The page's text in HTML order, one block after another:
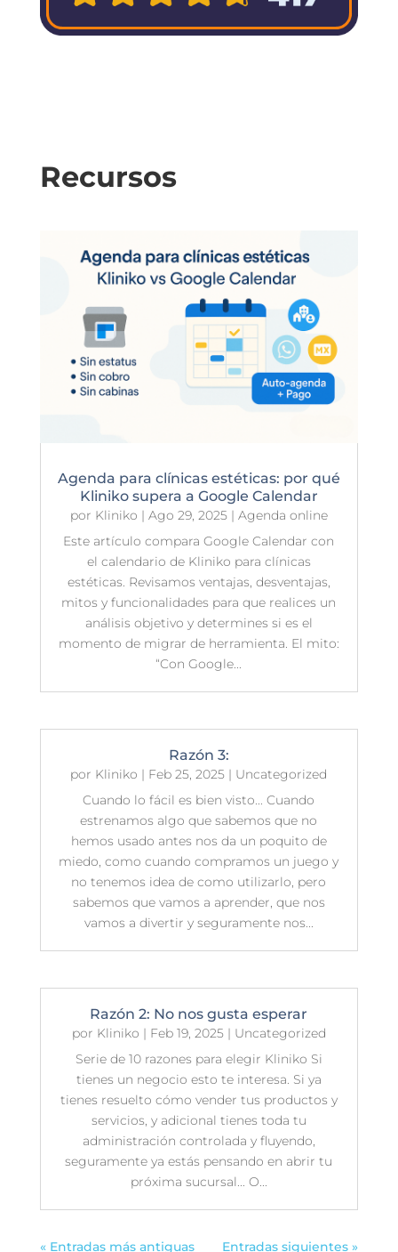
Recursos
⁠Agenda para clínicas estéticas: por qué
Kliniko supera a Google Calendar
por Kliniko | Ago 29, 2025| Agenda online
Este artículo compara Google Calendar con
el calendario de Kliniko para clínicas
estéticas. Revisamos ventajas, desventajas,
mitos y funcionalidades para que realices un
análisis objetivo y determines si es el
momento de migrar de herramienta. El mito:
“Con Google...
Razón 3:
por Kliniko | Feb 25, 2025 | Uncategorized
Cuando lo fácil es bien visto... Cuando
estrenamos algo que sabemos que no
hemos usado antes nos da un poquito de
miedo, como cuando compramos un juego y
no tenemos idea de como utilizarlo, pero
sabemos que vamos a aprender, que nos
vamos a divertir y seguramente nos...
Razón 2: No nos gusta esperar
por Kliniko | Feb 19, 2025| Uncategorized
Serie de 10 razones para elegir Kliniko Si
tienes un negocio esto te interesa. Si ya
tienes resuelto cómo vender tus productos y
servicios, y adicional tienes toda tu
administración controlada y fluyendo,
seguramente ya estás pensando en abrir tu
próxima sucursal... O...
« Entradas más antiguas Entradas siguientes »